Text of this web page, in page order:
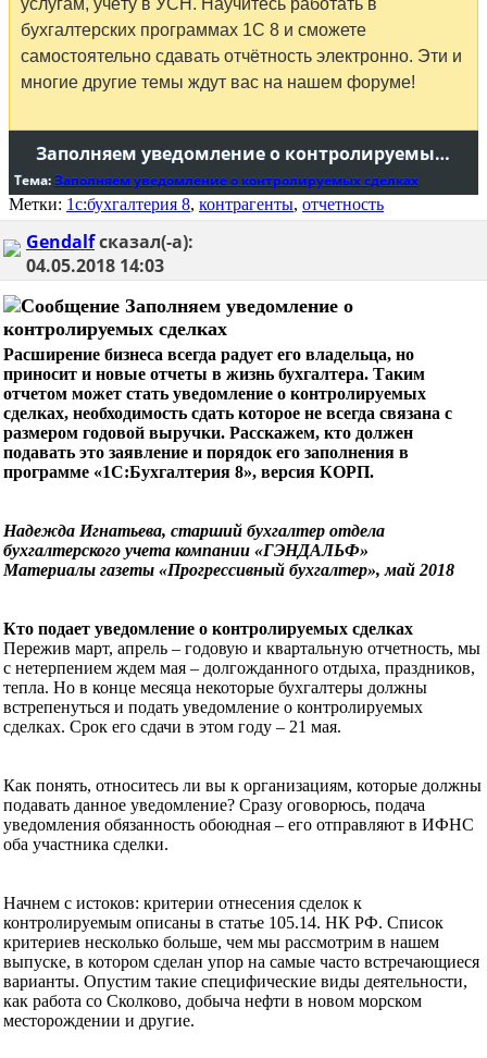
услугам, учёту в УСН. Научитесь работать в
бухгалтерских программах 1С 8 и сможете
самостоятельно сдавать отчётность электронно. Эти и
многие другие темы ждут вас на нашем форуме!
Заполняем уведомление о контролируемых сделках
Тема:Заполняем уведомление о контролируемых сделках
Метки: 1с:бухгалтерия 8, контрагенты, отчетность
Gendalfсказал(-а):
04.05.2018 14:03
Заполняем уведомление о
контролируемых сделках
Расширение бизнеса всегда радует его владельца, но
приносит и новые отчеты в жизнь бухгалтера. Таким
отчетом может стать уведомление о контролируемых
сделках, необходимость сдать которое не всегда связана с
размером годовой выручки. Расскажем, кто должен
подавать это заявление и порядок его заполнения в
программе «1С:Бухгалтерия 8», версия КОРП.
Надежда Игнатьева, старший бухгалтер отдела
бухгалтерского учета компании «ГЭНДАЛЬФ»
Материалы газеты «Прогрессивный бухгалтер», май 2018
Кто подает уведомление о контролируемых сделках
Пережив март, апрель – годовую и квартальную отчетность, мы
с нетерпением ждем мая – долгожданного отдыха, праздников,
тепла. Но в конце месяца некоторые бухгалтеры должны
встрепенуться и подать уведомление о контролируемых
сделках. Срок его сдачи в этом году – 21 мая.
Как понять, относитесь ли вы к организациям, которые должны
подавать данное уведомление? Сразу оговорюсь, подача
уведомления обязанность обоюдная – его отправляют в ИФНС
оба участника сделки.
Начнем с истоков: критерии отнесения сделок к
контролируемым описаны в статье 105.14. НК РФ. Список
критериев несколько больше, чем мы рассмотрим в нашем
выпуске, в котором сделан упор на самые часто встречающиеся
варианты. Опустим такие специфические виды деятельности,
как работа со Сколково, добыча нефти в новом морском
месторождении и другие.